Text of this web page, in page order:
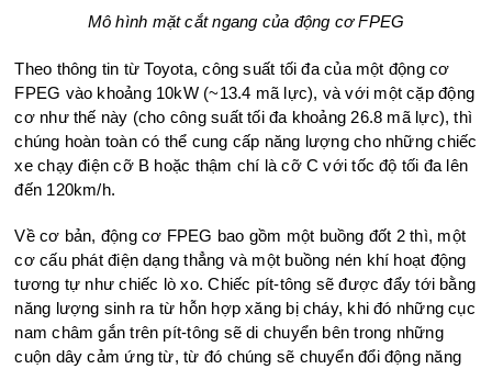
Mô hình mặt cắt ngang của động cơ FPEG
Theo thông tin từ Toyota, công suất tối đa của một động cơ
FPEG vào khoảng 10kW (~13.4 mã lực), và với một cặp động
cơ như thế này (cho công suất tối đa khoảng 26.8 mã lực), thì
chúng hoàn toàn có thể cung cấp năng lượng cho những chiếc
xe chạy điện cỡ B hoặc thậm chí là cỡ C với tốc độ tối đa lên
đến 120km/h.
Về cơ bản, động cơ FPEG bao gồm một buồng đốt 2 thì, một
cơ cấu phát điện dạng thẳng và một buồng nén khí hoạt động
tương tự như chiếc lò xo. Chiếc pít-tông sẽ được đẩy tới bằng
năng lượng sinh ra từ hỗn hợp xăng bị cháy, khi đó những cục
nam châm gắn trên pít-tông sẽ di chuyển bên trong những
cuộn dây cảm ứng từ, từ đó chúng sẽ chuyển đổi động năng